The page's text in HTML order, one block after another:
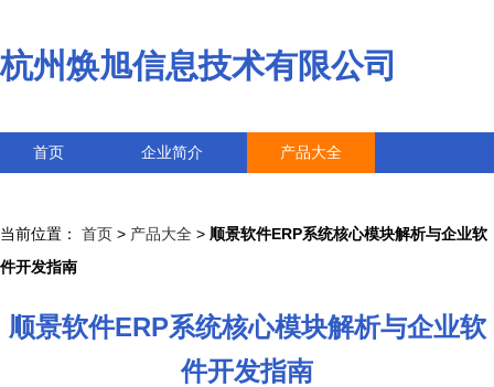
杭州焕旭信息技术有限公司
首页 企业简介 产品大全
当前位置： 首页 > 产品大全 > 顺景软件ERP系统核心模块解析与企业软
件开发指南
顺景软件ERP系统核心模块解析与企业软
件开发指南